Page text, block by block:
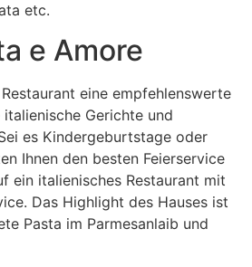
etc.
e Amore
eine empfehlenswerte
Gerichte und
es Kindergeburtstage oder
Ihnen den besten Feierservice
ein italienisches Restaurant mit
Das Highlight des Hauses ist
Pasta im Parmesanlaib und